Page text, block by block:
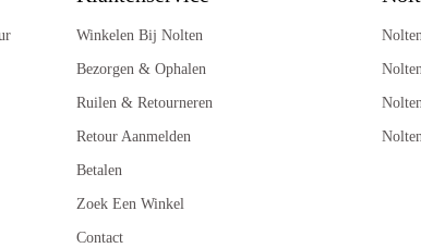
Winkelen Bij Nolten
Bezorgen & Ophalen
Ruilen & Retourneren
Retour Aanmelden
Betalen
Zoek Een Winkel
Contact